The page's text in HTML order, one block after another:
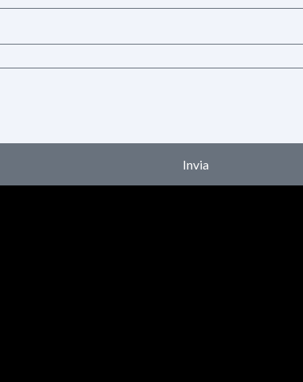
Invia